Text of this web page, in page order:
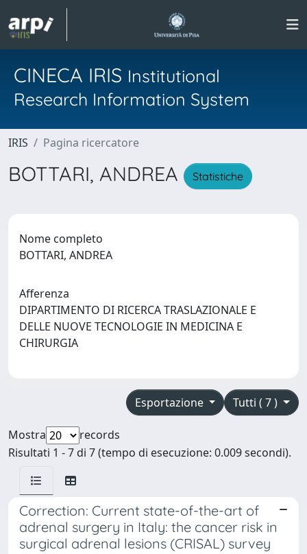
CINECA IRIS Institutional
Research Information System
IRIS Pagina ricercatore
BOTTARI, ANDREA Statistiche
Nome completo
BOTTARI, ANDREA
Afferenza
DIPARTIMENTO DI RICERCA TRASLAZIONALE E
DELLE NUOVE TECNOLOGIE IN MEDICINA E
CHIRURGIA
Tutti ( 7 )
Esportazione
Mostra
records
Risultati 1 - 7 di 7 (tempo di esecuzione: 0.009 secondi).
Correction: Current state-of-the-art of
adrenal surgery in Italy: the cancer risk in
surgical adrenal lesions (CRISAL) survey